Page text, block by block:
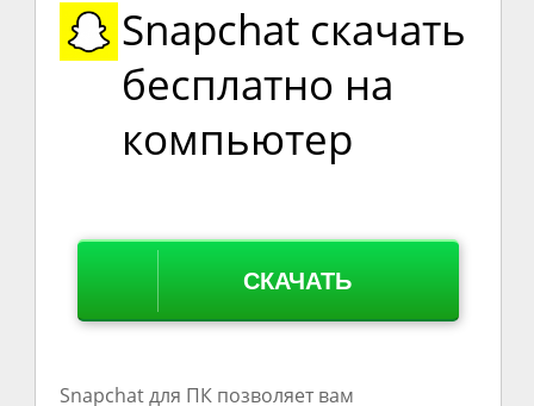
Snapchat скачать
бесплатно на
компьютер
СКАЧАТЬ
Snapchat для ПК позволяет вам